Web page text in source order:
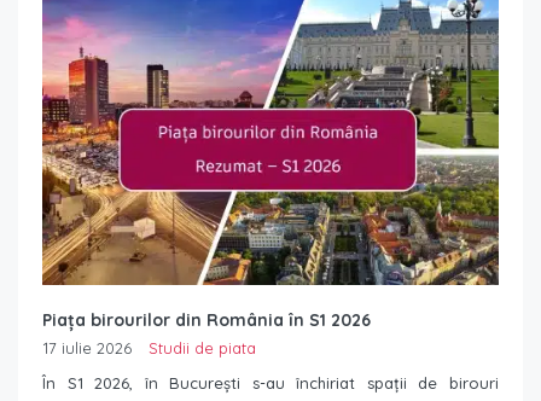
Piața birourilor din România în S1 2026
17 iulie 2026
Studii de piata
În S1 2026, în București s-au închiriat spații de birouri